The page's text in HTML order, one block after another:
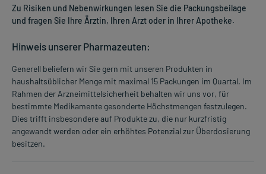
Zu Risiken und Nebenwirkungen lesen Sie die Packungsbeilage
und fragen Sie Ihre Ärztin, Ihren Arzt oder in Ihrer Apotheke.
Hinweis unserer Pharmazeuten:
Generell beliefern wir Sie gern mit unseren Produkten in
haushaltsüblicher Menge mit maximal 15 Packungen im Quartal. Im
Rahmen der Arzneimittelsicherheit behalten wir uns vor, für
bestimmte Medikamente gesonderte Höchstmengen festzulegen.
Dies trifft insbesondere auf Produkte zu, die nur kurzfristig
angewandt werden oder ein erhöhtes Potenzial zur Überdosierung
besitzen.